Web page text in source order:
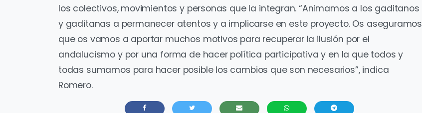
los colectivos, movimientos y personas que la integran. “Animamos a los gaditanos
y gaditanas a permanecer atentos y a implicarse en este proyecto. Os aseguramos
que os vamos a aportar muchos motivos para recuperar la ilusión por el
andalucismo y por una forma de hacer política participativa y en la que todos y
todas sumamos para hacer posible los cambios que son necesarios”, indica
Romero.